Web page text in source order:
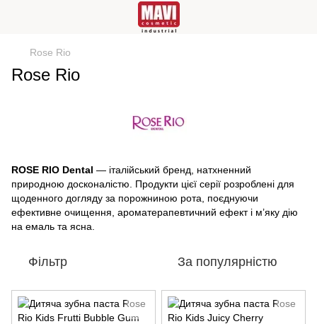
Rose Rio
Rose Rio
ROSE RIO Dental — італійський бренд, натхненний
природною досконалістю. Продукти цієї серії розроблені для
щоденного догляду за порожниною рота, поєднуючи
ефективне очищення, ароматерапевтичний ефект і м’яку дію
на емаль та ясна.
Фільтр За популярністю